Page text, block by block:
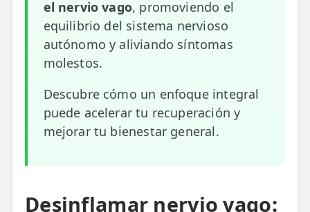
☎️ 91 005 23 63
📧 Contacta
ESPECIALIDADES
🩻 Fisioterapia Traumatológica
😧 Fisioterapia ATM
💆 Masajes Madrid
el nervio vago, promoviendo el
equilibrio del sistema nervioso
autónomo y aliviando síntomas
molestos.
Descubre cómo un enfoque integral
puede acelerar tu recuperación y
mejorar tu bienestar general.
Desinflamar nervio vago: